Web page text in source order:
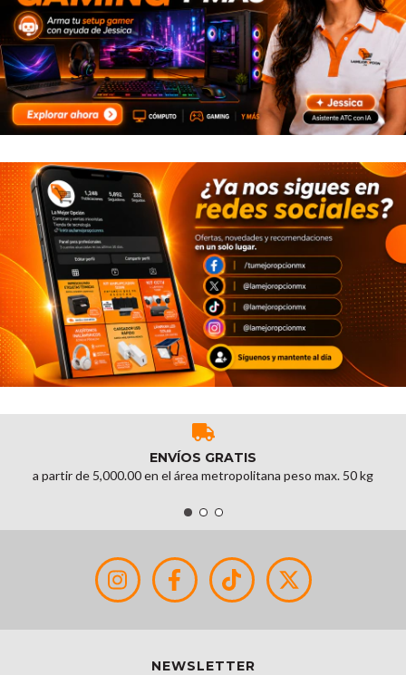
ENVÍOS GRATIS
a partir de 5,000.00 en el área metropolitana peso max. 50 kg
NEWSLETTER